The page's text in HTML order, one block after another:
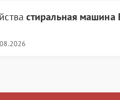
стиральная машина